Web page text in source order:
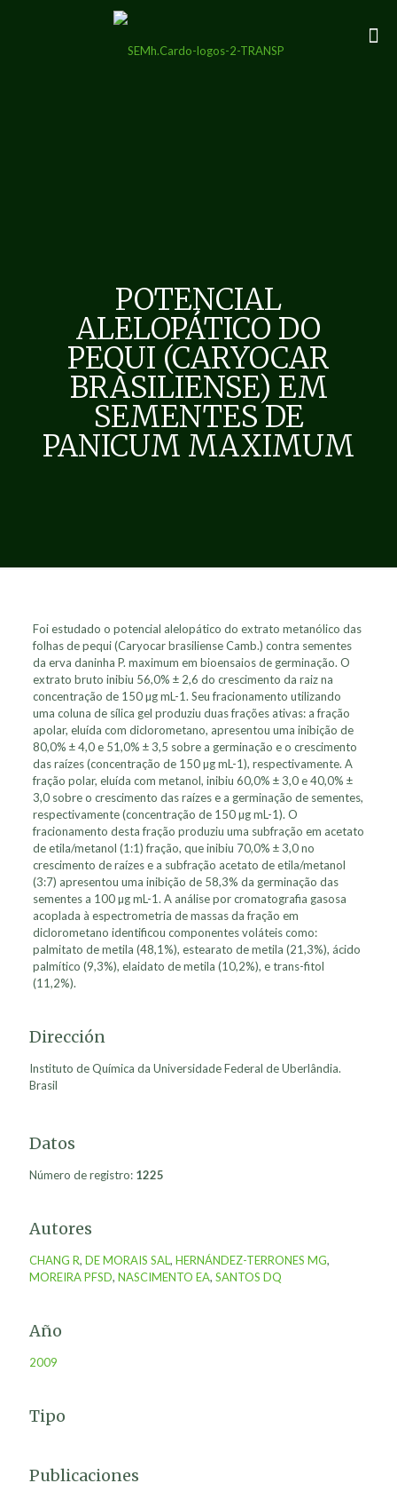
POTENCIAL
ALELOPÁTICO DO
PEQUI (CARYOCAR
BRASILIENSE) EM
SEMENTES DE
PANICUM MAXIMUM
Foi estudado o potencial alelopático do extrato metanólico das
folhas de pequi (Caryocar brasiliense Camb.) contra sementes
da erva daninha P. maximum em bioensaios de germinação. O
extrato bruto inibiu 56,0% ± 2,6 do crescimento da raiz na
concentração de 150 µg mL-1. Seu fracionamento utilizando
uma coluna de sílica gel produziu duas frações ativas: a fração
apolar, eluída com diclorometano, apresentou uma inibição de
80,0% ± 4,0 e 51,0% ± 3,5 sobre a germinação e o crescimento
das raízes (concentração de 150 µg mL-1), respectivamente. A
fração polar, eluída com metanol, inibiu 60,0% ± 3,0 e 40,0% ±
3,0 sobre o crescimento das raízes e a germinação de sementes,
respectivamente (concentração de 150 µg mL-1). O
fracionamento desta fração produziu uma subfração em acetato
de etila/metanol (1:1) fração, que inibiu 70,0% ± 3,0 no
crescimento de raízes e a subfração acetato de etila/metanol
(3:7) apresentou uma inibição de 58,3% da germinação das
sementes a 100 µg mL-1. A análise por cromatografia gasosa
acoplada à espectrometria de massas da fração em
diclorometano identificou componentes voláteis como:
palmitato de metila (48,1%), estearato de metila (21,3%), ácido
palmítico (9,3%), elaidato de metila (10,2%), e trans-fitol
(11,2%).
Dirección
Instituto de Química da Universidade Federal de Uberlândia.
Brasil
Datos
Número de registro: 1225
Autores
CHANG R, DE MORAIS SAL, HERNÁNDEZ-TERRONES MG,
MOREIRA PFSD, NASCIMENTO EA, SANTOS DQ
Año
2009
Tipo
Publicaciones